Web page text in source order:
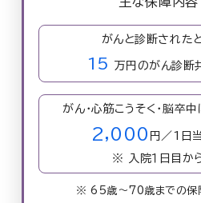
がんと診断された
15 万円のがん診断
がん・心筋こうそく・脳卒
2,000 円／1日
※ 入院１日目か
※ 65歳〜70歳までの保